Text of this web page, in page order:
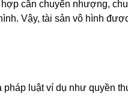
cần chuyển nhượng,
Vậy, tài sản vô hình
luật ví dụ như quyền